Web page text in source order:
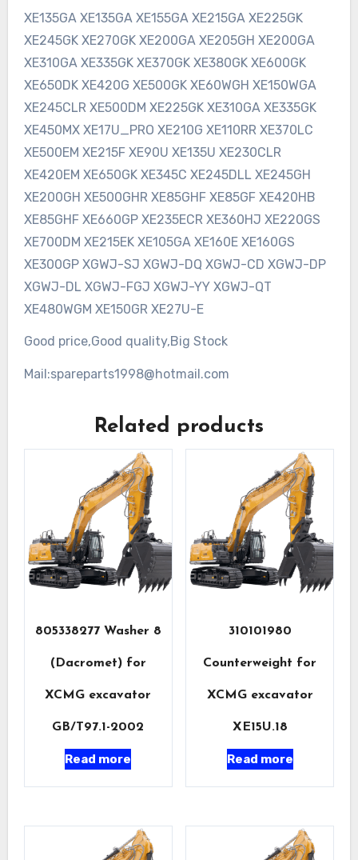
XE135GA XE135GA XE155GA XE215GA XE225GK
XE245GK XE270GK XE200GA XE205GH XE200GA
XE310GA XE335GK XE370GK XE380GK XE600GK
XE650DK XE420G XE500GK XE60WGH XE150WGA
XE245CLR XE500DM XE225GK XE310GA XE335GK
XE450MX XE17U_PRO XE210G XE110RR XE370LC
XE500EM XE215F XE90U XE135U XE230CLR
XE420EM XE650GK XE345C XE245DLL XE245GH
XE200GH XE500GHR XE85GHF XE85GF XE420HB
XE85GHF XE660GP XE235ECR XE360HJ XE220GS
XE700DM XE215EK XE105GA XE160E XE160GS
XE300GP XGWJ-SJ XGWJ-DQ XGWJ-CD XGWJ-DP
XGWJ-DL XGWJ-FGJ XGWJ-YY XGWJ-QT
XE480WGM XE150GR XE27U-E
Good price,Good quality,Big Stock
Mail:spareparts1998@hotmail.com
Related products
805338277 Washer 8
(Dacromet) for
XCMG excavator
GB/T97.1-2002
Read more
310101980
Counterweight for
XCMG excavator
XE15U.18
Read more